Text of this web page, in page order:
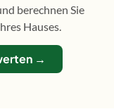
berechnen Sie
Hauses.
→